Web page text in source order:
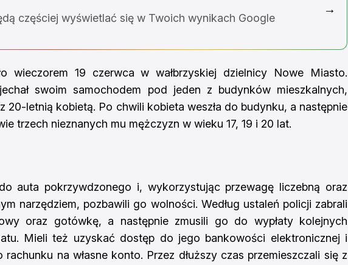
częściej wyświetlać się w Twoich wynikach Google
→
wieczorem 19 czerwca w wałbrzyskiej dzielnicy Nowe Miasto.
swoim samochodem pod jeden z budynków mieszkalnych,
20-letnią kobietą. Po chwili kobieta weszła do budynku, a następnie
trzech nieznanych mu mężczyzn w wieku 17, 19 i 20 lat.
auta pokrzywdzonego i, wykorzystując przewagę liczebną oraz
narzędziem, pozbawili go wolności. Według ustaleń policji zabrali
oraz gotówkę, a następnie zmusili go do wypłaty kolejnych
Mieli też uzyskać dostęp do jego bankowości elektronicznej i
na własne konto. Przez dłuższy czas przemieszczali się z